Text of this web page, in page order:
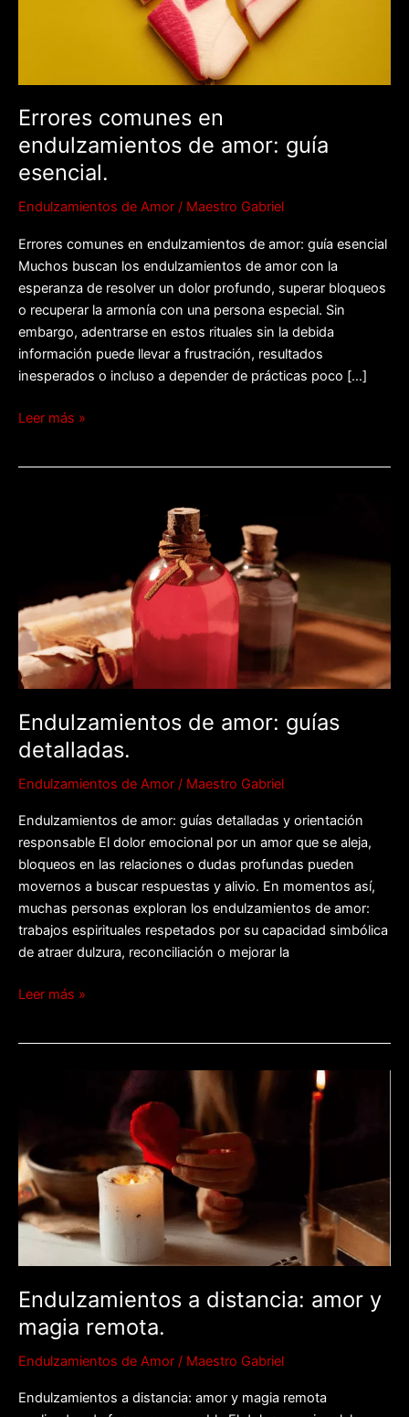
Errores comunes en
endulzamientos de amor: guía
esencial.
Endulzamientos de Amor / Maestro Gabriel
Errores comunes en endulzamientos de amor: guía esencial
Muchos buscan los endulzamientos de amor con la
esperanza de resolver un dolor profundo, superar bloqueos
o recuperar la armonía con una persona especial. Sin
embargo, adentrarse en estos rituales sin la debida
información puede llevar a frustración, resultados
inesperados o incluso a depender de prácticas poco […]
Leer más »
Endulzamientos de amor: guías
detalladas.
Endulzamientos de Amor / Maestro Gabriel
Endulzamientos de amor: guías detalladas y orientación
responsable El dolor emocional por un amor que se aleja,
bloqueos en las relaciones o dudas profundas pueden
movernos a buscar respuestas y alivio. En momentos así,
muchas personas exploran los endulzamientos de amor:
trabajos espirituales respetados por su capacidad simbólica
de atraer dulzura, reconciliación o mejorar la
detalladas.
Leer más »
Endulzamientos a distancia: amor y
magia remota.
Endulzamientos de Amor / Maestro Gabriel
Endulzamientos a distancia: amor y magia remota
amor
y
magia
remota.